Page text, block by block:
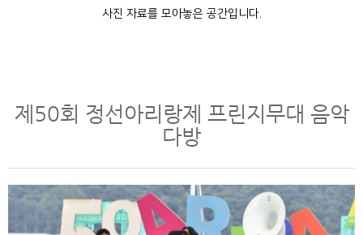
사진 자료를 모아놓은 공간입니다.
제50회 정선아리랑제 프린지무대 음악
다방